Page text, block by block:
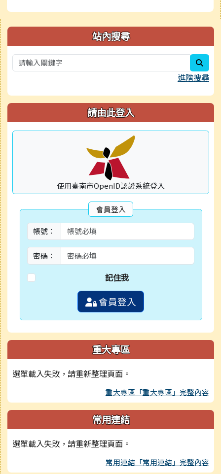
右邊區域內容 站內搜尋
進階搜尋
請由此登入
使用臺南市OpenID認證系統登入
會員登入
帳號：
密碼：
記住我
會員登入
重大專區
選單載入失敗，請重新整理頁面。
重大專區「重大專區」完整內容
常用連結
選單載入失敗，請重新整理頁面。
常用連結「常用連結」完整內容